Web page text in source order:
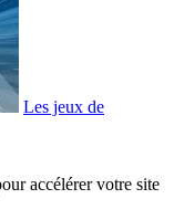
Les jeux de
accélérer votre site